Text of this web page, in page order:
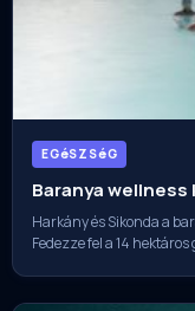
EGéSZSéG
Baranya
Harkány és Sikonda a
Fedezze fel a 14